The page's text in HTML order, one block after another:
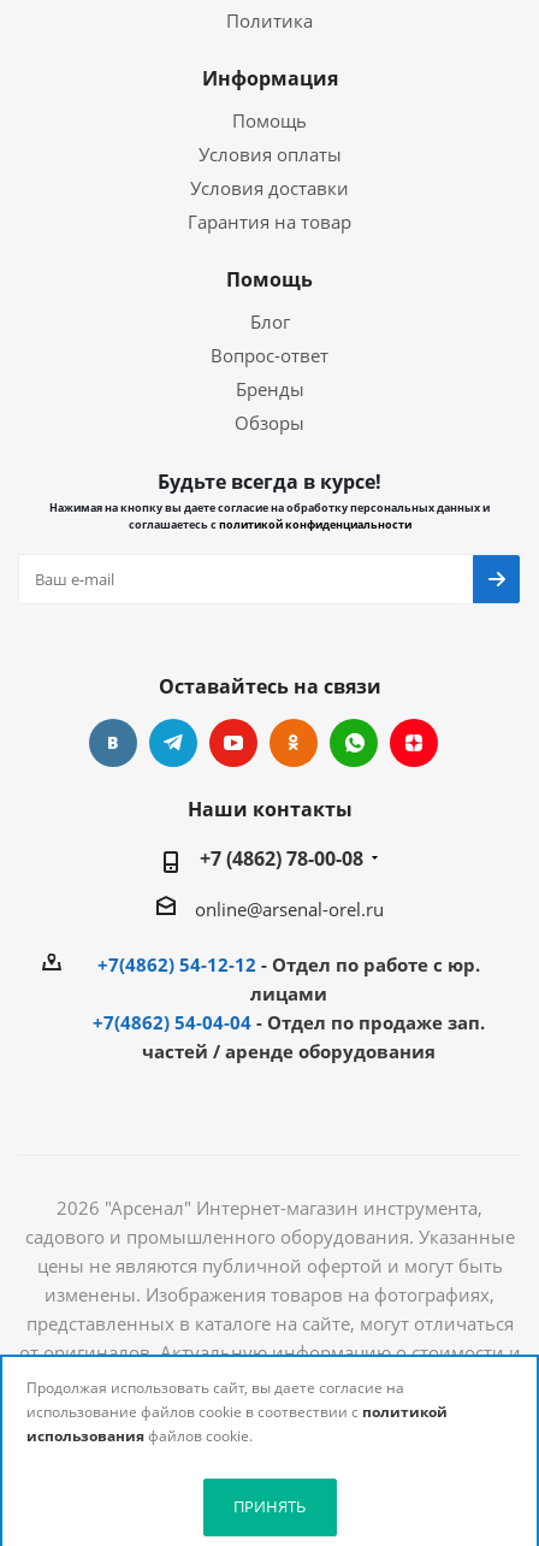
Политика
Информация
Помощь
Условия оплаты
Условия доставки
Гарантия на товар
Помощь
Блог
Вопрос-ответ
Бренды
Обзоры
Будьте всегда в курсе!
Нажимая на кнопку вы даете согласие на обработку персональных данных и
соглашаетесь сполитикой конфиденциальности
Оставайтесь на связи
Наши контакты
+7 (4862) 78-00-08
online@arsenal-orel.ru
+7(4862) 54-12-12 - Отдел по работе с юр.
лицами
+7(4862) 54-04-04 - Отдел по продаже зап.
частей / аренде оборудования
2026 "Арсенал" Интернет-магазин инструмента,
садового и промышленного оборудования. Указанные
цены не являются публичной офертой и могут быть
изменены. Изображения товаров на фотографиях,
представленных в каталоге на сайте, могут отличаться
от оригиналов. Актуальную информацию о стоимости и
наличии товаров можно получить у наших
менеджеров
Продолжая использовать сайт, вы даете согласие на
использование файлов cookie в соотвествии с политикой
использованияфайлов cookie.
ПРИНЯТЬ